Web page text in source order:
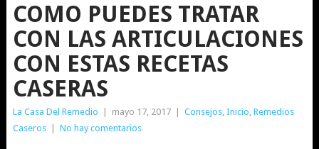
COMO PUEDES TRATAR
CON LAS ARTICULACIONES
CON ESTAS RECETAS
CASERAS
La Casa Del Remedio mayo 17, 2017 Consejos, Inicio, Remedios
Caseros
No hay comentarios